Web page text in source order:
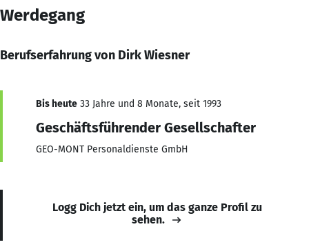
Werdegang
Berufserfahrung von Dirk Wiesner
Bis heute 33 Jahre und 8 Monate, seit 1993
Geschäftsführender Gesellschafter
GEO-MONT Personaldienste GmbH
Logg Dich jetzt ein, um das ganze Profil zu
sehen.